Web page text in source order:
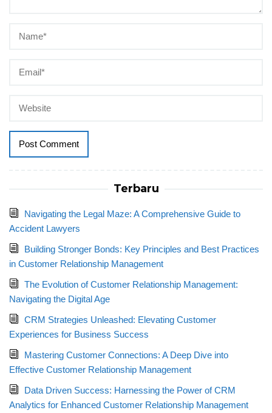
Terbaru
Navigating the Legal Maze: A Comprehensive Guide to
Accident Lawyers
Building Stronger Bonds: Key Principles and Best Practices
in Customer Relationship Management
The Evolution of Customer Relationship Management:
Navigating the Digital Age
CRM Strategies Unleashed: Elevating Customer
Experiences for Business Success
Mastering Customer Connections: A Deep Dive into
Effective Customer Relationship Management
Data Driven Success: Harnessing the Power of CRM
Analytics for Enhanced Customer Relationship Management